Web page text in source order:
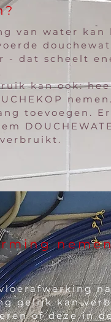
van water kan
- dat scheelt
kan ook:
toevoegen.
gelijk kan
of deze in